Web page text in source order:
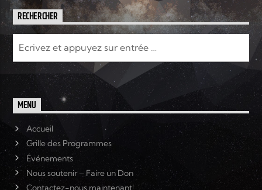
RECHERCHER
MENU
Accueil
Grille des Programmes
Événements
Nous soutenir – Faire un Don
Contactez-nous maintenant!